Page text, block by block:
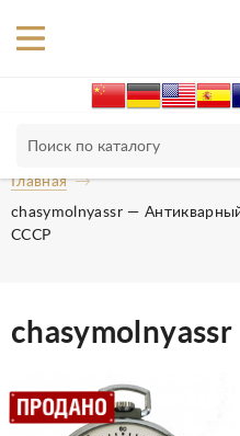
Главная
chasymolnyassr —
СССР
chasymolnyassr